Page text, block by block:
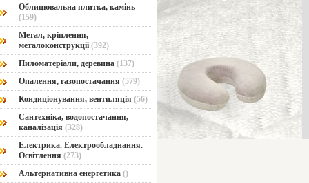
Облицювальна плитка, камінь
(159)
Метал, кріплення,
металоконструкції(392)
Пиломатеріали, деревина (137)
Опалення, газопостачання (579)
Кондиціонування, вентиляція (56)
Сантехніка, водопостачання,
каналізація (328)
Електрика. Електрообладнання.
Освітлення (273)
Альтернативна енергетика ()